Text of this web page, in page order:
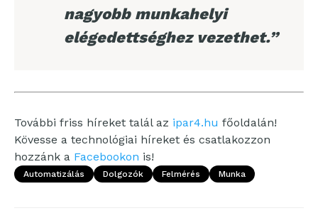
nagyobb munkahelyi
elégedettséghez vezethet.”
További friss híreket talál az ipar4.hu főoldalán!
Kövesse a technológiai híreket és csatlakozzon
hozzánk a Facebookon is!
Automatizálás Dolgozók Felmérés Munka